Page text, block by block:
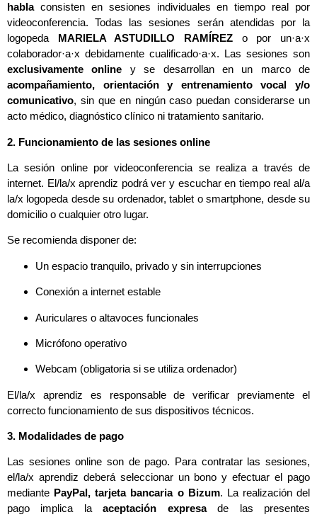
hablaconsisten en sesiones individuales en tiempo real por
videoconferencia. Todas las sesiones serán atendidas por la
logopeda MARIELA ASTUDILLO RAMÍREZ o por un·a·x
colaborador·a·x debidamente cualificado·a·x. Las sesiones son
exclusivamente online y se desarrollan en un marco de
acompañamiento, orientación y entrenamiento vocal y/o
comunicativo, sin que en ningún caso puedan considerarse un
acto médico, diagnóstico clínico ni tratamiento sanitario.
2. Funcionamiento de las sesiones online
La sesión online por videoconferencia se realiza a través de
internet. El/la/x aprendiz podrá ver y escuchar en tiempo real al/a
la/x logopeda desde su ordenador, tablet o smartphone, desde su
domicilio o cualquier otro lugar.
Se recomienda disponer de:
Un espacio tranquilo, privado y sin interrupciones
Conexión a internet estable
Auriculares o altavoces funcionales
Micrófono operativo
Webcam (obligatoria si se utiliza ordenador)
El/la/x aprendiz es responsable de verificar previamente el
correcto funcionamiento de sus dispositivos técnicos.
3. Modalidades de pago
Las sesiones online son de pago. Para contratar las sesiones,
el/la/x aprendiz deberá seleccionar un bono y efectuar el pago
mediante PayPal, tarjeta bancaria o Bizum. La realización del
pago implica laaceptación expresade las presentes